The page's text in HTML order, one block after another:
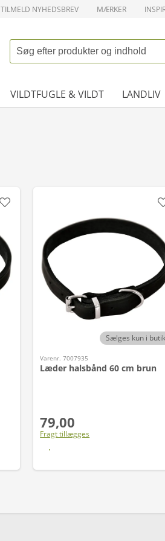
TILMELD NYHEDSBREV MÆRKER
VILDTFUGLE & VILDT LANDLIV
Sælges kun i butik
Varenr. 7007935
Læder halsbånd 60 cm brun
79,00
Fragt tillægges